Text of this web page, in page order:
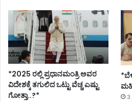
*2025 ರಲ್ಲಿ ಪ್ರಧಾನಮಂತ್ರಿ ಅವರ
ವಿದೇಶಕ್ಕೆ ತಗುಲಿದ ಒಟ್ಟು ವೆಚ್ಚ ಎಷ್ಟು
ಗೋತ್ತಾ..?*
3